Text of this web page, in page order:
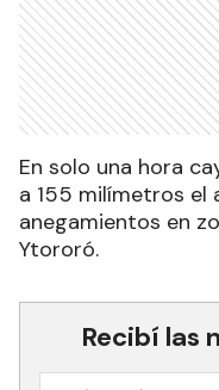
En solo una hora
a 155 milímetros el
anegamientos en
Ytororó.
Recibí las